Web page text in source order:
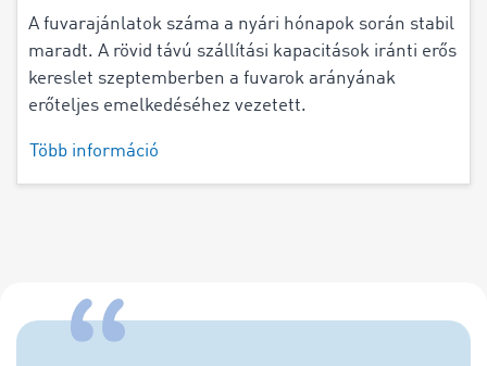
A fuvarajánlatok száma a nyári hónapok során stabil
maradt. A rövid távú szállítási kapacitások iránti erős
kereslet szeptemberben a fuvarok arányának
erőteljes emelkedéséhez vezetett.
Több információ